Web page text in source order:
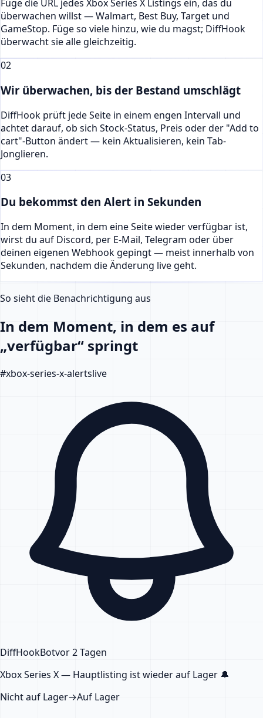
Füge die URL jedes Xbox Series X Listings ein, das du
überwachen willst — Walmart, Best Buy, Target und
GameStop. Füge so viele hinzu, wie du magst; DiffHook
überwacht sie alle gleichzeitig.
02
Wir überwachen, bis der Bestand umschlägt
DiffHook prüft jede Seite in einem engen Intervall und
achtet darauf, ob sich Stock-Status, Preis oder der "Add to
cart"-Button ändert — kein Aktualisieren, kein Tab-
Jonglieren.
03
Du bekommst den Alert in Sekunden
In dem Moment, in dem eine Seite wieder verfügbar ist,
wirst du auf Discord, per E-Mail, Telegram oder über
deinen eigenen Webhook gepingt — meist innerhalb von
Sekunden, nachdem die Änderung live geht.
So sieht die Benachrichtigung aus
In dem Moment, in dem es auf
„verfügbar“ springt
#xbox-series-x-alertslive
DiffHookBotvor 2 Tagen
Xbox Series X — Hauptlisting ist wieder auf Lager 🔔
Nicht auf Lager→Auf Lager